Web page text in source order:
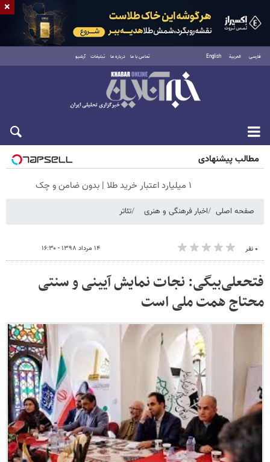
فارسی العربية English تماس با ما درباره ما تبلیغات آرشیو
شنبه ۱۷ مرداد ۱۴۰۵
مطالب پیشنهادی
۱ میلیارد اعتبار خرید طلا | بدون ضامن و چک
صفحه اصلی اخبار فرهنگی و هنری تئاتر
۰ نفر ۱۴ مرداد ۱۳۹۸ - ۱۶:۳۰
فتحعلی‌بیگی: نجات نمایش آیینی و سنتی
محتاج همت ملی است
×